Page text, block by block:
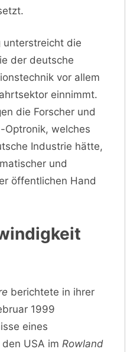
unterstreicht die
der deutsche
vor allem
einnimmt.
die Forscher und
Optronik, welches
Industrie hätte,
und
öffentlichen Hand
berichtete in ihrer
1999
eines
USA im Rowland